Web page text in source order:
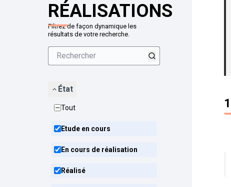
RÉALISATIONS
Filtrez de façon dynamique les
résultats de votre recherche.
État
Tout
Etude en cours
En cours de réalisation
Réalisé